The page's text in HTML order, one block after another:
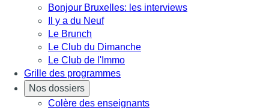
Bonjour Bruxelles: les interviews
Il y a du Neuf
Le Brunch
Le Club du Dimanche
Le Club de l'Immo
Grille des programmes
Nos dossiers
Colère des enseignants